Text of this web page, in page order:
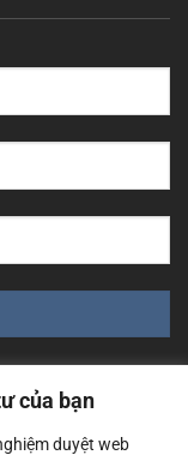
của bạn
duyệt web